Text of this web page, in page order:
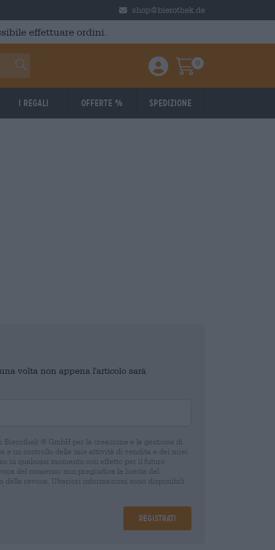
shop@bierothek.de
effettuare ordini.
Einloggen / Anmelden
Warenkorb
0
I regali Offerte % Spedizione
volta non appena l'articolo sarà
® GmbH per la creazione e la gestione di
e un controllo delle mie attività di vendita e dei miei
in qualsiasi momento con effetto per il futuro
del consenso non pregiudica la liceità del
della revoca. Ulteriori informazioni sono disponibili
Registrati